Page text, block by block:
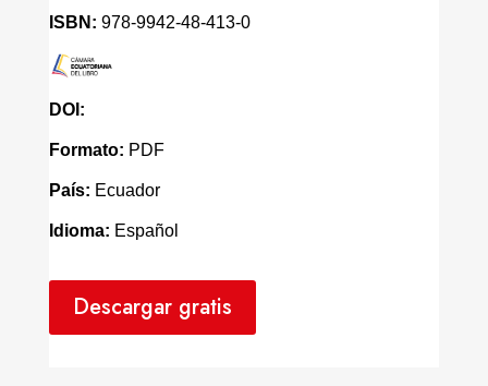
ISBN: 978-9942-48-413-0
DOI:
Formato: PDF
País: Ecuador
Idioma: Español
Descargar gratis